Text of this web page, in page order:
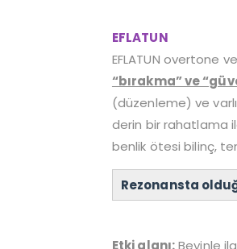
EFLATUN
EFLATUN overtone
“bırakma” ve
(düzenleme) ve
derin bir rahatlama
benlik ötesi bilinç,
Rezonansta
Etki alanı:Beyinle